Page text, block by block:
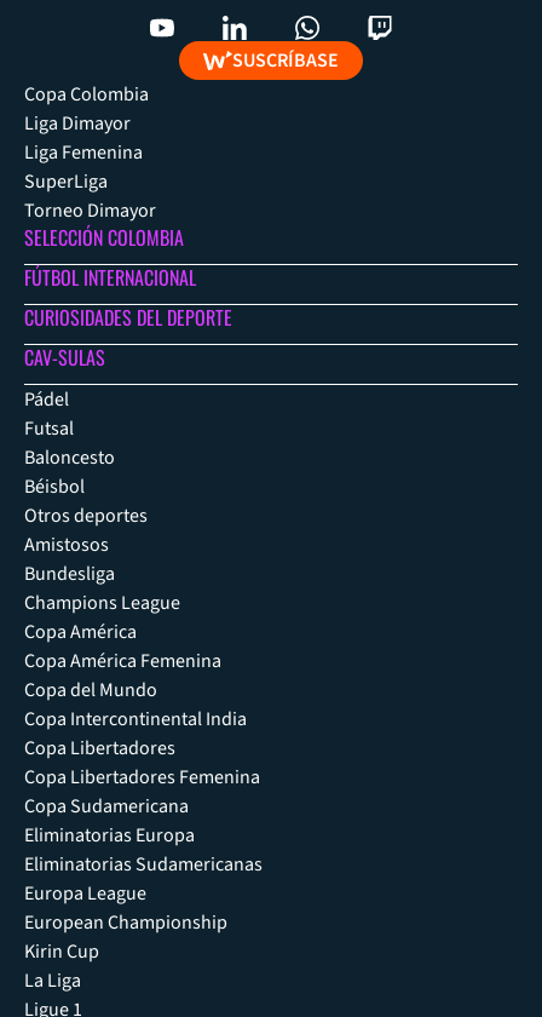
SUSCRÍBASE
Copa Colombia
Liga Dimayor
Liga Femenina
SuperLiga
Torneo Dimayor
SELECCIÓN COLOMBIA
FÚTBOL INTERNACIONAL
CURIOSIDADES DEL DEPORTE
CAV-SULAS
Pádel
Futsal
Baloncesto
Béisbol
Otros deportes
Amistosos
Bundesliga
Champions League
Copa América
Copa América Femenina
Copa del Mundo
Copa Intercontinental India
Copa Libertadores
Copa Libertadores Femenina
Copa Sudamericana
Eliminatorias Europa
Eliminatorias Sudamericanas
Europa League
European Championship
Kirin Cup
La Liga
Ligue 1